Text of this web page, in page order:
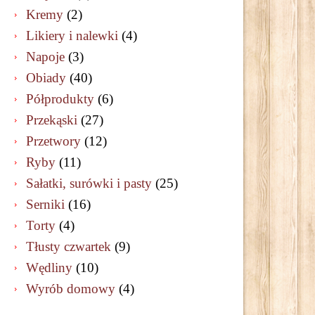
Kremy (2)
Likiery i nalewki (4)
Napoje (3)
Obiady (40)
Półprodukty (6)
Przekąski (27)
Przetwory (12)
Ryby (11)
Sałatki, surówki i pasty (25)
Serniki (16)
Torty (4)
Tłusty czwartek (9)
Wędliny (10)
Wyrób domowy (4)